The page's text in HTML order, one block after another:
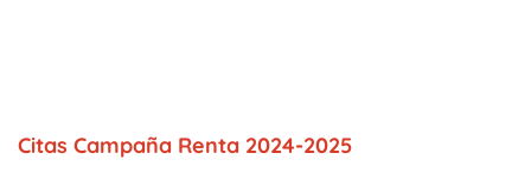
Citas Campaña Renta 2024-2025